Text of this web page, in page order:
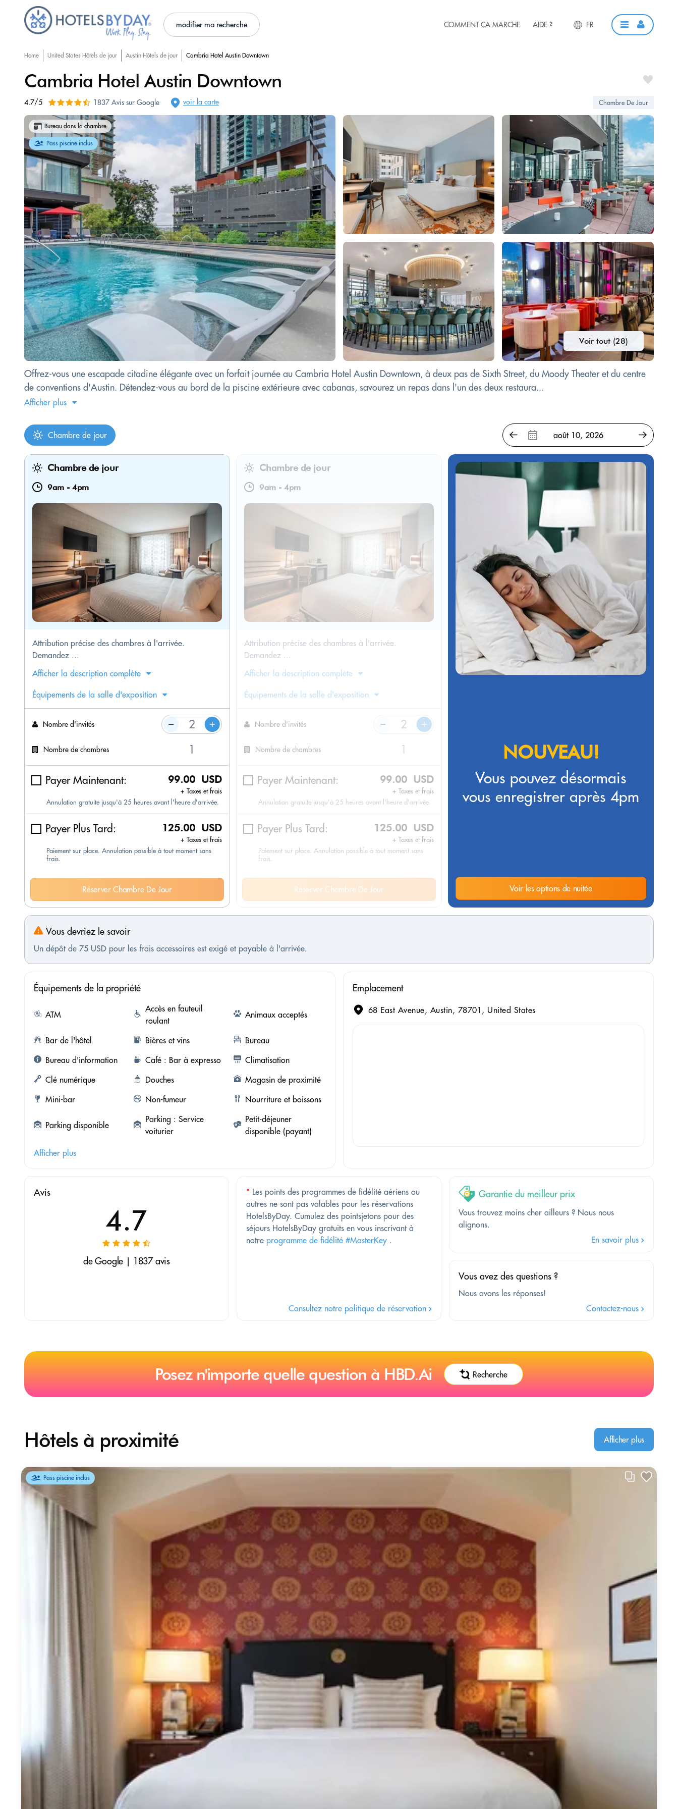
modifier ma recherche COMMENT ÇA MARCHE AIDE ? FR
Home United States Hôtels de jour Austin Hôtels de jour Cambria Hotel Austin Downtown
Cambria Hotel Austin Downtown
4.7/5 1837 Avis sur Google voir la carte Chambre De Jour
Voir tout (28)
Bureau dans la chambre
Pass piscine inclus
Offrez-vous une escapade citadine élégante avec un forfait journée au Cambria Hotel Austin Downtown, à deux pas de Sixth Street, du Moody Theater et du centre
de conventions d'Austin. Détendez-vous au bord de la piscine extérieure avec cabanas, savourez un repas dans l'un des deux restaura...
Afficher plus
Chambre de jour
Chambre de jour
9am - 4pm
Attribution précise des chambres à l'arrivée.
Demandez ...
Afficher la description complète
Équipements de la salle d'exposition
Nombre d'invités
Nombre de chambres
Payer Maintenant: 99.00 USD
+ Taxes et frais
Annulation gratuite jusqu'à 25 heures avant l'heure d'arrivée.
Payer Plus Tard: 125.00 USD
+ Taxes et frais
Paiement sur place. Annulation possible à tout moment sans
frais.
Réserver Chambre De Jour
Chambre de jour
9am - 4pm
Attribution précise des chambres à l'arrivée.
Demandez ...
Afficher la description complète
Équipements de la salle d'exposition
Nombre d'invités
Nombre de chambres
Payer Maintenant: 99.00 USD
+ Taxes et frais
Annulation gratuite jusqu'à 25 heures avant l'heure d'arrivée.
Payer Plus Tard: 125.00 USD
+ Taxes et frais
Paiement sur place. Annulation possible à tout moment sans
frais.
Réserver Chambre De Jour
NOUVEAU!
Vous pouvez désormais
vous enregistrer après 4pm
Voir les options de nuitée
Vous devriez le savoir
Un dépôt de 75 USD pour les frais accessoires est exigé et payable à l'arrivée.
Équipements de la propriété
ATM
Accès en fauteuil
roulant
Animaux acceptés
Bar de l'hôtel Bières et vins
Bureau
Bureau d'information
Café : Bar à expresso
Climatisation
Clé numérique
Douches
Magasin de proximité
Mini-bar
Non-fumeur Nourriture et boissons
Parking disponible
Parking : Service
voiturier
Petit-déjeuner
disponible (payant)
Afficher plus
Emplacement
68 East Avenue, Austin, 78701, United States
Avis
4.7
de Google | 1837 avis
* Les points des programmes de fidélité aériens ou
autres ne sont pas valables pour les réservations
HotelsByDay. Cumulez des pointsjetons pour des
séjours HotelsByDay gratuits en vous inscrivant à
notre programme de fidélité #MasterKey .
Consultez notre politique de réservation
Garantie du meilleur prix
Vous trouvez moins cher ailleurs ? Nous nous
alignons.
En savoir plus
Vous avez des questions ?
Nous avons les réponses!
Contactez-nous
Posez n'importe quelle question à HBD.Ai Recherche
Hôtels à proximité Afficher plus
Pass piscine inclus